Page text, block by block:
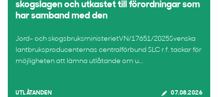
skogslagen och utkastet till förordningar som
har samband med den
Jord- och skogsbruksministerietVN/17651/2025Svenska
lantbruksproducenternas centralförbund SLC r.f. tackar för
möjligheten att lämna utlåtande om u...
UTLÅTANDEN 07.08.2026